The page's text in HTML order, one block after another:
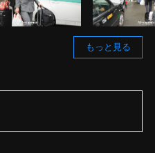
もっと見る